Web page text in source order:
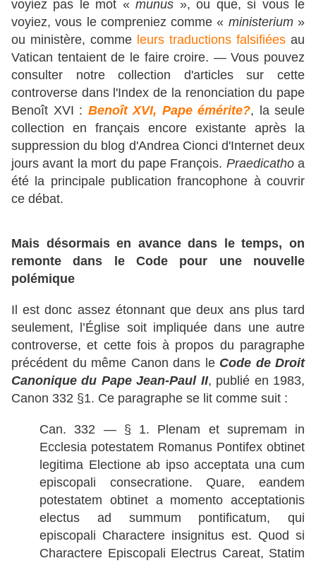
voyiez pas le mot «munus », ou que, si vous le
voyiez, vous le compreniez comme « ministerium»
ou ministère, comme leurs traductions falsifiées au
Vatican tentaient de le faire croire. — Vous pouvez
consulter notre collection d'articles sur cette
controverse dans l'Index de la renonciation du pape
Benoît XVI : Benoît XVI, Pape émérite?, la seule
collection en français encore existante après la
suppression du blog d'Andrea Cionci d'Internet deux
jours avant la mort du pape François. Praedicathoa
été la principale publication francophone à couvrir
ce débat.
Mais désormais en avance dans le temps, on
remonte dans le Code pour une nouvelle
polémique
Il est donc assez étonnant que deux ans plus tard
seulement, l’Église soit impliquée dans une autre
controverse, et cette fois à propos du paragraphe
précédent du même Canon dans le Code de Droit
Canonique du Pape Jean-Paul II, publié en 1983,
Canon 332 §1. Ce paragraphe se lit comme suit :
Can. 332 — § 1. Plenam et supremam in
Ecclesia potestatem Romanus Pontifex obtinet
legitima Electione ab ipso acceptata una cum
episcopali consecratione. Quare, eandem
potestatem obtinet a momento acceptationis
electus ad summum pontificatum, qui
episcopali Charactere insignitus est. Quod si
Charactere Episcopali Electrus Careat, Statim